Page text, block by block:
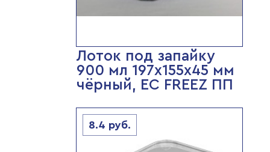
Лоток под запайку
900 мл 197х155х45 мм
чёрный, ЕС FREEZ ПП
8.4 руб.